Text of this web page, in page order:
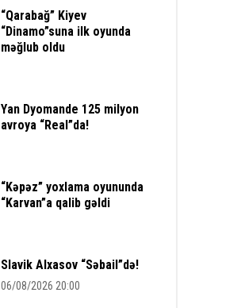
“Qarabağ” Kiyev
“Dinamo”suna ilk oyunda
məğlub oldu
Yan Dyomande 125 milyon
avroya “Real”da!
“Kəpəz” yoxlama oyununda
“Karvan”a qalib gəldi
Slavik Alxasov “Səbail”də!
06/08/2026 20:00